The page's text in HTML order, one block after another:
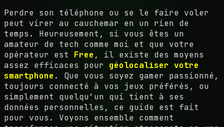
Perdre son téléphone ou se le faire voler
peut virer au cauchemar en un rien de
temps. Heureusement, si vous êtes un
amateur de tech comme moi et que votre
opérateur est Free , il existe des moyens
assez efficaces pour géolocaliser votre
smartphone . Que vous soyez gamer passionné,
toujours connecté à vos jeux préférés, ou
simplement quelqu’un qui tient à ses
données personnelles, ce guide est fait
pour vous. Voyons ensemble comment